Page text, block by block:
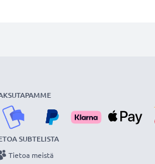
SUBTELISTA
Tietoa meistä